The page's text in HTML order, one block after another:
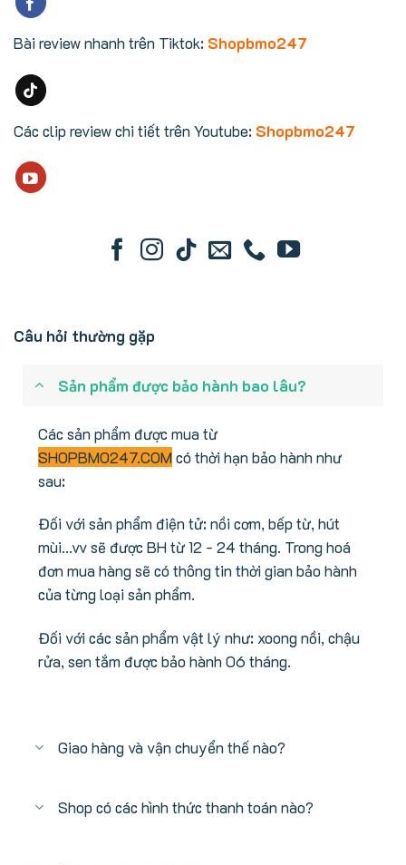
Bài review nhanh trên Tiktok: Shopbmo247
Các clip review chi tiết trên Youtube: Shopbmo247
Câu hỏi thường gặp
Sản phẩm được bảo hành bao lâu?
Các sản phẩm được mua từ
SHOPBMO247.COMcó thời hạn bảo hành như
sau:
Đối với sản phẩm điện tử: nồi cơm, bếp từ, hút
mùi...vv sẽ được BH từ 12 - 24 tháng. Trong hoá
đơn mua hàng sẽ có thông tin thời gian bảo hành
của từng loại sản phẩm.
Đối với các sản phẩm vật lý như: xoong nồi, chậu
rửa, sen tắm được bảo hành 06 tháng.
Giao hàng và vận chuyển thế nào?
Shop có các hình thức thanh toán nào?